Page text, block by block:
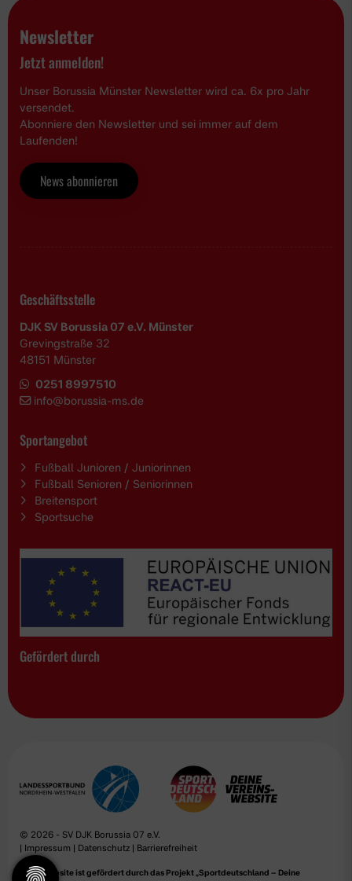
Newsletter
Jetzt anmelden!
Unser Borussia Münster Newsletter wird ca. 6x pro Jahr
versendet.
Abonniere den Newsletter und sei immer auf dem
Laufenden!
News abonnieren
Geschäftsstelle
DJK SV Borussia 07 e.V. Münster
Grevingstraße 32
48151 Münster
0251 8997510
info@borussia-ms.de
Sportangebot
Fußball Junioren / Juniorinnen
Fußball Senioren / Seniorinnen
Breitensport
Sportsuche
Gefördert durch
© 2026 - SV DJK Borussia 07 e.V.
| Impressum | Datenschutz | Barrierefreiheit
Diese Website ist gefördert durch das Projekt „Sportdeutschland – Deine